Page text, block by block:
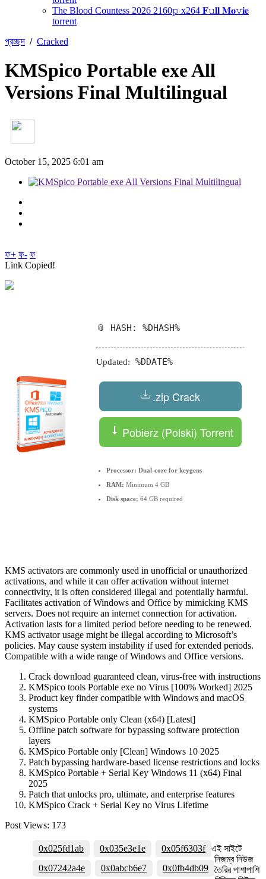
The Blood Countess 2026 2160𝚙 x264 𝐅𝚞𝐥𝐥 𝐌𝐨𝚟𝐢𝐞
torrent
প্রচ্ছদ / Cracked
KMSpico Portable exe All
Versions Final Multilingual
October 15, 2025 6:01 am
ফ+ ফ- ফ
Link Copied!
📎 HASH: %DHASH%
Updated: %DDATE%
.zip Crack
Pobierz (Polski) Torrent
Processor: Dual-core for keygens
RAM: Minimum 4 GB
Disk space: 64 GB required
KMS activators are commonly used in unofficial or unauthorized
activations, and while it can offer activation without internet
connectivity, it is often considered illegal and potentially harmful.
Facilitates activation of Windows and Office by mimicking KMS
servers. Does not require an internet connection for activation.
Activation lasts for a limited period before needing to be renewed.
KMS activator usage might be illegal according to Microsoft’s
policies. May cause system instability if used for extended periods.
Compatible with a wide range of Windows and Office versions.
Crack download guaranteed clean, virus-free with instructions
KMSpico tools Portable exe no Virus [100% Worked] 2025
Product key finder compatible with Windows and macOS
systems
KMSpico Portable only Clean (x64) [Latest]
Offline patch software for bypassing software protection
layers
KMSpico Portable only [Clean] Windows 10 2025
Patch bypassing hardware-based license restrictions and locks
KMSpico Portable + Serial Key Windows 11 (x64) Final
2025
Patch that unlocks pro, ultimate, and enterprise features
KMSpico Crack + Serial Key no Virus Lifetime
Post Views: 173
0x025fd1ab 0x035e3e1e
0x05f6303f
0x07242a4e
0x0abcb6e7 0x0fb4db09
এই সাইটে
নিজম্ব নিউজ
তৈরির পাশাপাশি